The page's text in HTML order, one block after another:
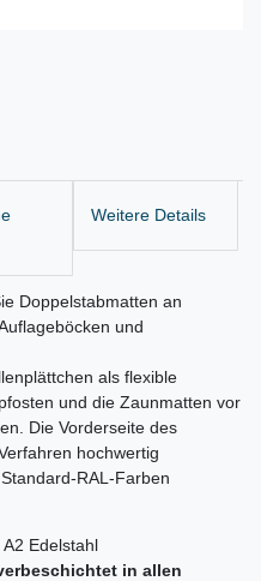
Weitere Details
Doppelstabmatten an
und
als flexible
und die Zaunmatten vor
Die Vorderseite des
hochwertig
RAL-Farben
Edelstahl
in allen